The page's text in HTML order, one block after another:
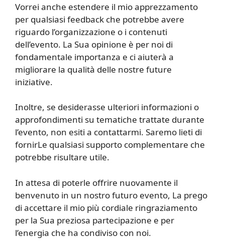
Vorrei anche estendere il mio apprezzamento
per qualsiasi feedback che potrebbe avere
riguardo l’organizzazione o i contenuti
dell’evento. La Sua opinione è per noi di
fondamentale importanza e ci aiuterà a
migliorare la qualità delle nostre future
iniziative.
Inoltre, se desiderasse ulteriori informazioni o
approfondimenti su tematiche trattate durante
l’evento, non esiti a contattarmi. Saremo lieti di
fornirLe qualsiasi supporto complementare che
potrebbe risultare utile.
In attesa di poterle offrire nuovamente il
benvenuto in un nostro futuro evento, La prego
di accettare il mio più cordiale ringraziamento
per la Sua preziosa partecipazione e per
l’energia che ha condiviso con noi.